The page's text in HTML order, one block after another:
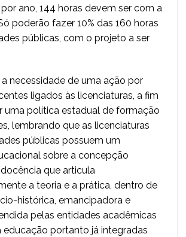
ano, 144 horas devem ser com a
poderão fazer 10% das 160 horas
públicas, com o projeto a ser
necessidade de uma ação por
ligados às licenciaturas, a fim
uma política estadual de formação
lembrando que as licenciaturas
públicas possuem um
sobre a concepção
que articula
a teoria e a prática, dentro de
histórica, emancipadora e
pelas entidades acadêmicas
portanto já integradas